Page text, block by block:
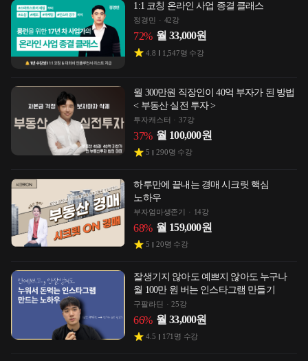
1:1 코칭 온라인 사업 종결 클래스
정경민 42강
72% 월 33,000원
4.8 1,547명 수강
월 300만원 직장인이 40억 부자가 된 방법
< 부동산 실전 투자 >
투자캐스터 37강
37% 월 100,000원
5 290명 수강
하루만에 끝내는 경매 시크릿 핵심
노하우
부자엄마생존기 14강
68% 월 159,000원
5 20명 수강
잘생기지 않아도 예쁘지 않아도 누구나
월 100만 원 버는 인스타그램 만들기
구팔라딘 25강
66% 월 33,000원
4.5 171 명 수강